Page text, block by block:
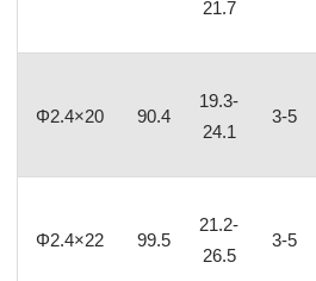
21.7
Φ2.4×20 90.4
19.3-
24.1
3-5
Φ2.4×22 99.5
21.2-
26.5
3-5